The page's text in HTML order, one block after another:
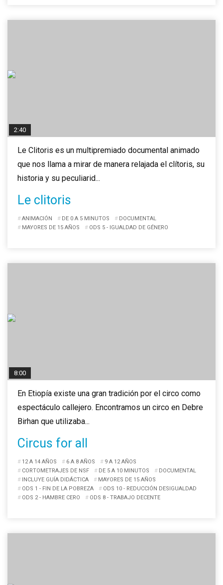
2:40
ANIMACIÓN DE 0 A 5 MINUTOS
DOCUMENTAL
MAYORES DE 15 AÑOS
ODS 5 - IGUALDAD DE GÉNERO
Le clitoris
Le Clitoris es un multipremiado documental animado
que nos llama a mirar de manera relajada el clítoris, su
historia y su peculiarid...
8:00
12 A 14 AÑOS 6 A 8 AÑOS
9 A 12 AÑOS
CORTOMETRAJES DE NSF
DE 5 A 10 MINUTOS
DOCUMENTAL
INCLUYE GUÍA DIDÁCTICA
MAYORES DE 15 AÑOS
ODS 1 - FIN DE LA POBREZA
ODS 10 - REDUCCIÓN DESIGUALDAD
ODS 2 - HAMBRE CERO
ODS 8 - TRABAJO DECENTE
Circus for all
En Etiopía existe una gran tradición por el circo como
espectáculo callejero. Encontramos un circo en Debre
Birhan que utilizaba...